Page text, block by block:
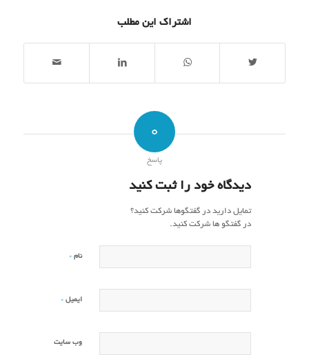
اشتراک این مطلب
0
پاسخ
دیدگاه خود را ثبت کنید
تمایل دارید در گفتگوها شرکت کنید؟
در گفتگو ها شرکت کنید.
نام *
ایمیل *
وب‌ سایت